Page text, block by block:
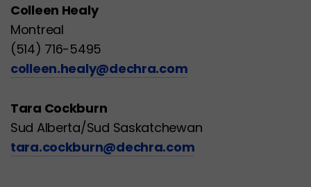
Colleen Healy
Montreal
(514) 716-5495
colleen.healy@dechra.com
Tara Cockburn
Sud Alberta/Sud Saskatchewan
tara.cockburn@dechra.com